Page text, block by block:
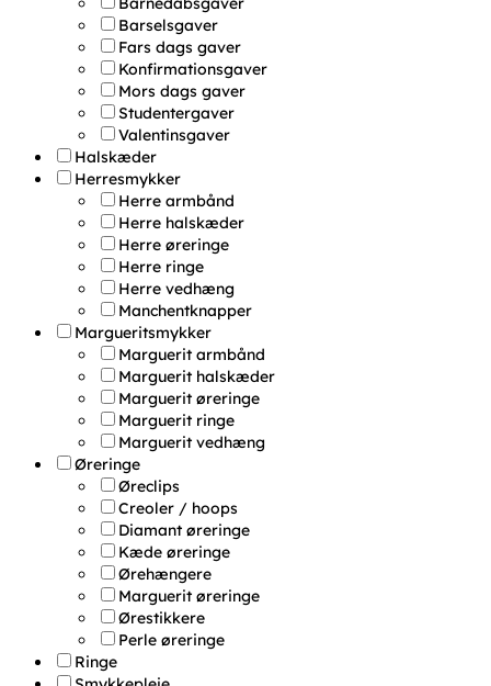
Barselsgaver
Fars dags gaver
Konfirmationsgaver
Mors dags gaver
Studentergaver
Valentinsgaver
Halskæder
Herresmykker
Herre armbånd
Herre halskæder
Herre øreringe
Herre ringe
Herre vedhæng
Manchentknapper
Margueritsmykker
Marguerit armbånd
Marguerit halskæder
Marguerit øreringe
Marguerit ringe
Marguerit vedhæng
Øreringe
Øreclips
Creoler / hoops
Diamant øreringe
Kæde øreringe
Ørehængere
Marguerit øreringe
Ørestikkere
Perle øreringe
Ringe